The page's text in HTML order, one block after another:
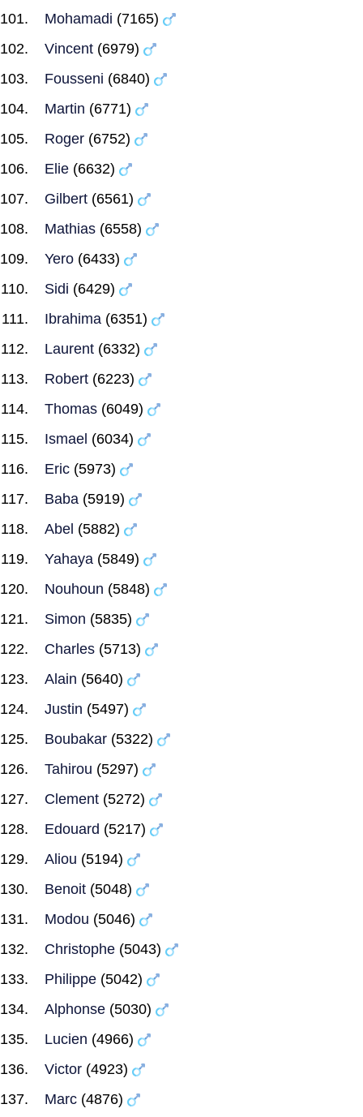
Mohamadi (7165)
Vincent (6979)
Fousseni (6840)
Martin (6771)
Roger (6752)
Elie (6632)
Gilbert (6561)
Mathias (6558)
Yero (6433)
Sidi (6429)
Ibrahima (6351)
Laurent (6332)
Robert (6223)
Thomas (6049)
Ismael (6034)
Eric (5973)
Baba (5919)
Abel (5882)
Yahaya (5849)
Nouhoun (5848)
Simon (5835)
Charles (5713)
Alain (5640)
Justin (5497)
Boubakar (5322)
Tahirou (5297)
Clement (5272)
Edouard (5217)
Aliou (5194)
Benoit (5048)
Modou (5046)
Christophe (5043)
Philippe (5042)
Alphonse (5030)
Lucien (4966)
Victor (4923)
Marc (4876)